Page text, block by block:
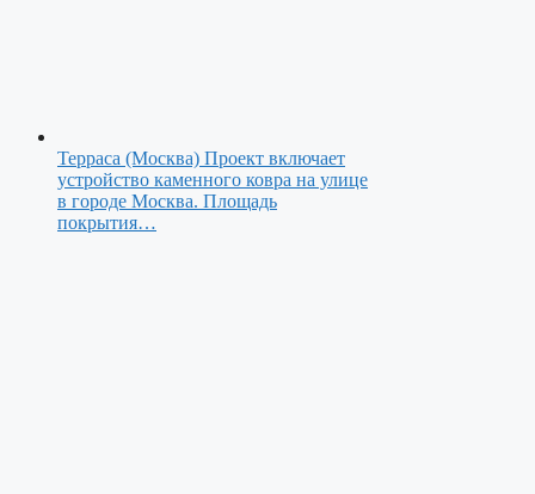
Терраса (Москва) Проект включает
устройство каменного ковра на улице
в городе Москва. Площадь
покрытия…